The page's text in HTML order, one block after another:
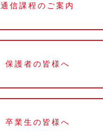
通信課程のご案内
保護者の皆様へ
卒業生の皆様へ